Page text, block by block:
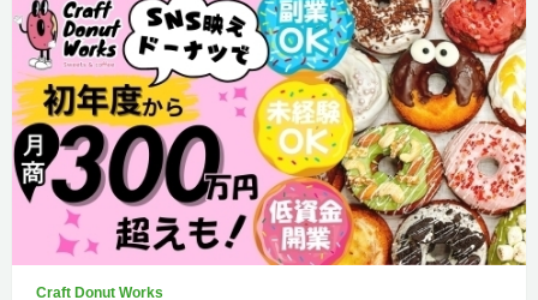
Craft Donut Works